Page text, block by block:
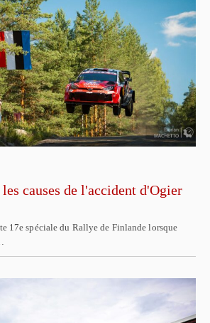
causes de l'accident d'Ogier
17e spéciale du Rallye de Finlande lorsque